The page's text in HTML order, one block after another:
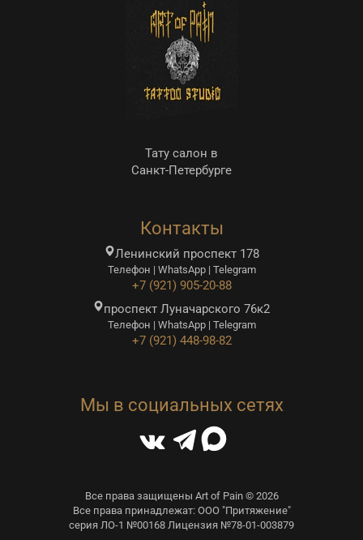
Тату салон в
Санкт-Петербурге
Контакты
Ленинский проспект 178
Телефон | WhatsApp | Telegram
+7 (921) 905-20-88
проспект Луначарского 76к2
Телефон | WhatsApp | Telegram
+7 (921) 448-98-82
Мы в социальных сетях
Все права защищены Art of Pain © 2026
Все права принадлежат: ООО "Притяжение"
серия ЛО-1 №00168 Лицензия №78-01-003879